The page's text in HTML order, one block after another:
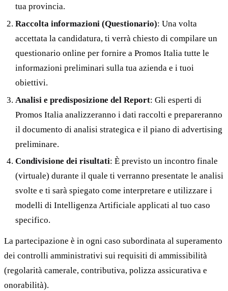
tua provincia.
Raccolta informazioni (Questionario): Una volta
accettata la candidatura, ti verrà chiesto di compilare un
questionario online per fornire a Promos Italia tutte le
informazioni preliminari sulla tua azienda e i tuoi
obiettivi.
Analisi e predisposizione del Report: Gli esperti di
Promos Italia analizzeranno i dati raccolti e prepareranno
il documento di analisi strategica e il piano di advertising
preliminare.
Condivisione dei risultati: È previsto un incontro finale
(virtuale) durante il quale ti verranno presentate le analisi
svolte e ti sarà spiegato come interpretare e utilizzare i
modelli di Intelligenza Artificiale applicati al tuo caso
specifico.
La partecipazione è in ogni caso subordinata al superamento
dei controlli amministrativi sui requisiti di ammissibilità
(regolarità camerale, contributiva, polizza assicurativa e
onorabilità).